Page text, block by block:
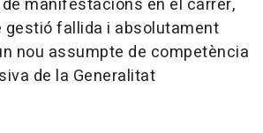
manifestacions en el carrer,
gestió fallida i absolutament
nou assumpte de competència
de la Generalitat